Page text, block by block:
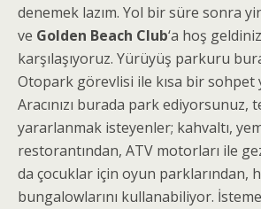
denemek lazım. Yol bir süre sonra
ve Golden Beach Club‘a hoş
karşılaşıyoruz. Yürüyüş parkuru
Otopark görevlisi ile kısa bir sohpet
Aracınızı burada park ediyorsunuz,
yararlanmak isteyenler; kahvaltı,
restorantından, ATV motorları ile
da çocuklar için oyun parklarından,
bungalowlarını kullanabiliyor.